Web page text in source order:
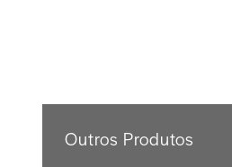
Outros Produtos